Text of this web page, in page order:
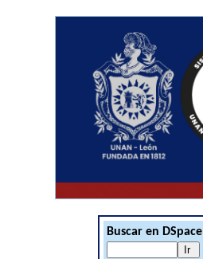
Buscar en DSpace